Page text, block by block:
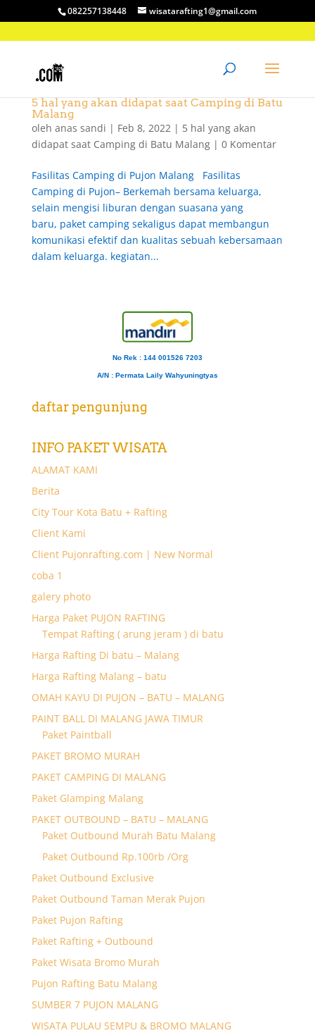
082257138448 wisatarafting1@gmail.com
5 hal yang akan didapat saat Camping di Batu
Malang
oleh anas sandi | Feb 8, 2022| 5 hal yang akan
didapat saat Camping di Batu Malang| 0 Komentar
Fasilitas Camping di Pujon Malang Fasilitas
Camping di Pujon– Berkemah bersama keluarga,
selain mengisi liburan dengan suasana yang
baru, paket camping sekaligus dapat membangun
komunikasi efektif dan kualitas sebuah kebersamaan
dalam keluarga. kegiatan...
No Rek : 144 001526 7203
A/N : Permata Laily Wahyuningtyas
daftar pengunjung
INFO PAKET WISATA
ALAMAT KAMI
Berita
City Tour Kota Batu + Rafting
Client Kami
Client Pujonrafting.com | New Normal
coba 1
galery photo
Harga Paket PUJON RAFTING
Tempat Rafting ( arung jeram ) di batu
Harga Rafting Di batu – Malang
Harga Rafting Malang – batu
OMAH KAYU DI PUJON – BATU – MALANG
PAINT BALL DI MALANG JAWA TIMUR
Paket Paintball
PAKET BROMO MURAH
PAKET CAMPING DI MALANG
Paket Glamping Malang
PAKET OUTBOUND – BATU – MALANG
Paket Outbound Murah Batu Malang
Paket Outbound Rp.100rb /Org
Paket Outbound Exclusive
Paket Outbound Taman Merak Pujon
Paket Pujon Rafting
Paket Rafting + Outbound
Paket Wisata Bromo Murah
Pujon Rafting Batu Malang
SUMBER 7 PUJON MALANG
WISATA PULAU SEMPU & BROMO MALANG